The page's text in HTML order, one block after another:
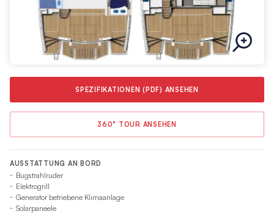
wie Sie frisch gegrillten Fisch und ein Glas Wein zu sich
nehmen, während im Horizont die Sonne untergeht.
Träumen Sie nicht länger. Planen Sie Ihren nächsten Urlaub auf
SPEZIFIKATIONEN (PDF) ANSEHEN
360° TOUR ANSEHEN
AUSSTATTUNG AN BORD
Bugstrahlruder
Elektrogrill
Generator betriebene Klimaanlage
Solarpaneele